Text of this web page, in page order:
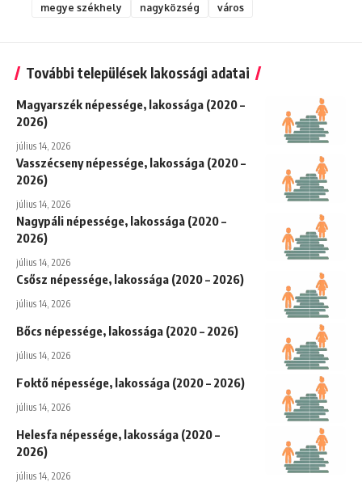
megye székhely
nagyközség város
További települések lakossági adatai
Magyarszék népessége, lakossága (2020 –
2026)
július 14, 2026
Vasszécseny népessége, lakossága (2020 –
2026)
július 14, 2026
Nagypáli népessége, lakossága (2020 –
2026)
július 14, 2026
Csősz népessége, lakossága (2020 – 2026)
július 14, 2026
Bőcs népessége, lakossága (2020 – 2026)
július 14, 2026
Foktő népessége, lakossága (2020 – 2026)
július 14, 2026
Helesfa népessége, lakossága (2020 –
2026)
július 14, 2026